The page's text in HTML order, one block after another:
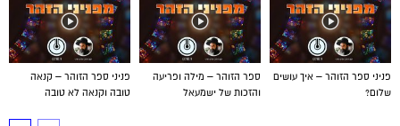
פניני ספר הזוהר – קנאה
טובה וקנאה לא טובה
ספר הזוהר – מילה ופריעה
והזכות של ישמעאל
פניני ספר הזוהר – איך עושים
שלום?